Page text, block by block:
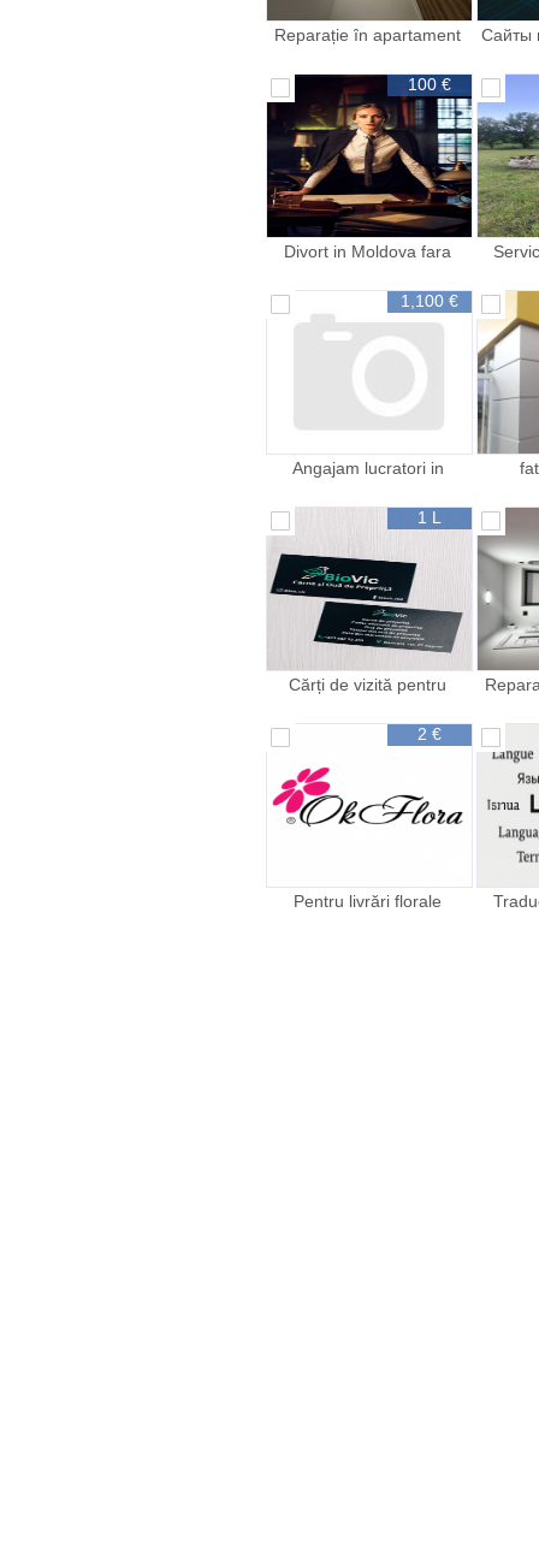
Reparație în apartament Сайты
100 €
Divort in Moldova fara
fara stress
1,100 €
Angajam lucratori in
Letonia
1 L
Cărți de vizită pentru
2 €
Pentru livrări florale